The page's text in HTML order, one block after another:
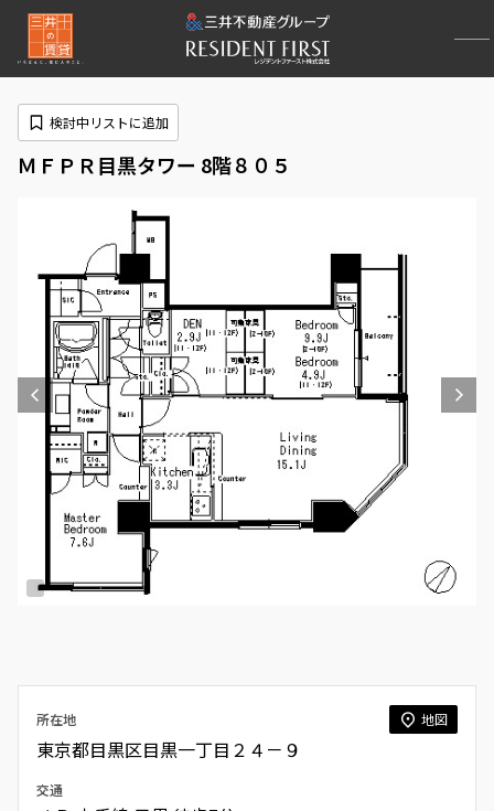
ＭＦＰＲ目黒タワー 8階８０５
検討中リストに追加
所在地 地図
東京都目黒区目黒一丁目２４－９
交通